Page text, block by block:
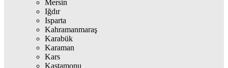
Mersin
Iğdır
Isparta
Kahramanmaraş
Karabük
Karaman
Kars
Kastamonu